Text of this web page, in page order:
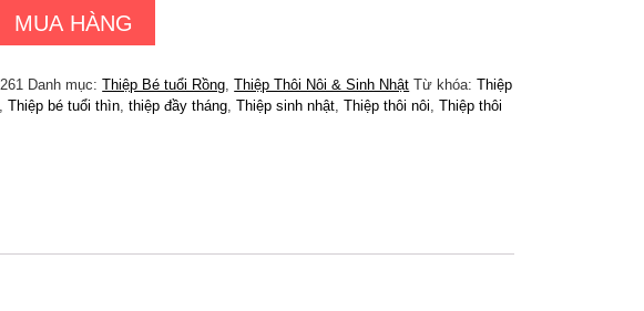
MUA HÀNG
Danh mục:Thiệp Bé tuổi Rồng,Thiệp Thôi Nôi & Sinh Nhật Từ khóa:Thiệp
,Thiệp bé tuổi thìn,thiệp đầy tháng,Thiệp sinh nhật,Thiệp thôi nôi,Thiệp thôi